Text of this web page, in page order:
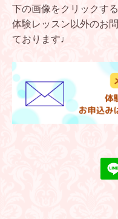
下の画像をクリックす
体験レッスン以外のお
ております♩